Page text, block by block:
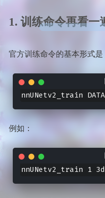
1. 训练命令再看一
官方训练命令的基本形式是
nnUNetv2_train
例如：
nnUNetv2_train 1